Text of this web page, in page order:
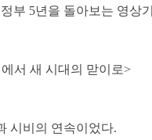
부 5년을 돌아보는 영상
서 새 시대의 맏이로>
시비의 연속이었다.